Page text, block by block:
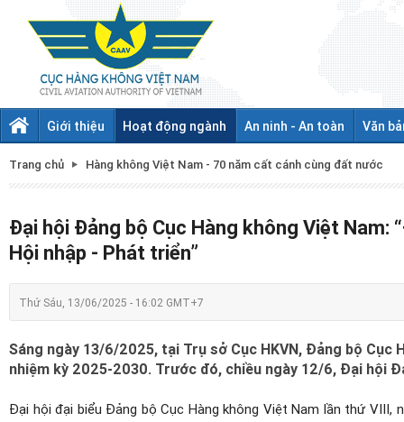
Giới thiệu Hoạt động ngành An ninh - An toàn Văn
Trang chủ Hàng không Việt Nam - 70 năm cất cánh cùng đất nước
Đại hội Đảng bộ Cục Hàng không Việt Nam:
Hội nhập - Phát triển”
Thứ Sáu, 13/06/2025 - 16:02 GMT+7
Sáng ngày 13/6/2025, tại Trụ sở Cục HKVN, Đảng bộ Cục
nhiệm kỳ 2025-2030. Trước đó, chiều ngày 12/6, Đại hội
Đại hội đại biểu Đảng bộ Cục Hàng không Việt Nam lần thứ VIII,